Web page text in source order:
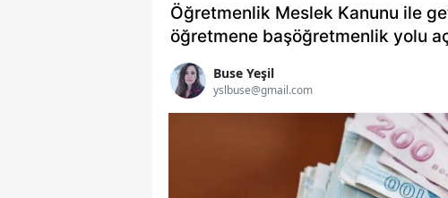
Öğretmenlik Meslek Kanunu ile
öğretmene başöğretmenlik yolu
Buse Yeşil
yslbuse@gmail.com